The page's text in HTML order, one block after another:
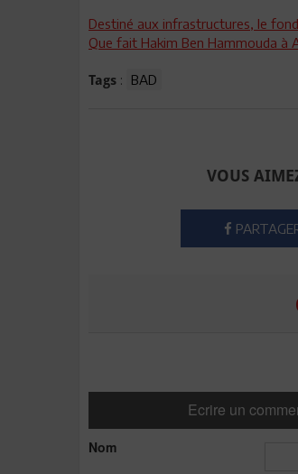
Destiné aux infrastructures, le
Que fait Hakim Ben Hammouda à
Tags : BAD
VOUS
Ecrire un
Nom